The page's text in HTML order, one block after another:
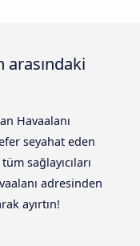
arasındaki
Havaalanı
seyahat eden
sağlayıcıları
adresinden
ayırtın!